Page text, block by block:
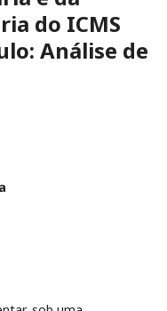
do ICMS
Análise de